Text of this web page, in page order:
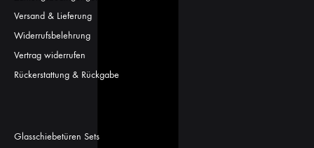
Versand & Lieferung
Widerrufsbelehrung
Vertrag widerrufen
Rückerstattung & Rückgabe
Glasschiebetüren Sets